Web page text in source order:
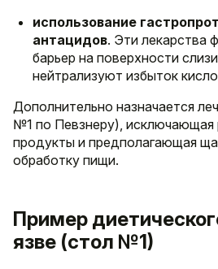
использование
антацидов. Эти лекарства
барьер на поверхности
нейтрализуют избыток
Дополнительно назначается
№1 по Певзнеру),
продукты и предполагающая
обработку пищи.
Пример
язве (стол №1)